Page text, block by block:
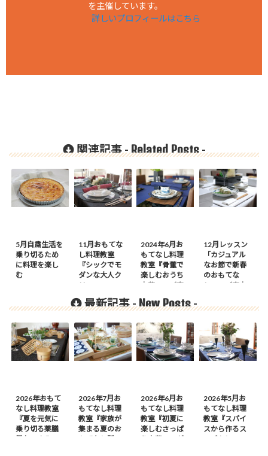
を主催しています。
詳しいプロフィールはこちら
関連記事 -Related Posts-
5月自粛生活を
乗り切るため
に料理を楽し
む
11月おもてな
し料理教室
『シックでモ
ダンな大人ク
リスマス』の
ご案内
2024年6月お
もてなし料理
教室『骨董で
楽しむおうち
中華』のご案
12月レッスン
「カジュアル
なお節で新春
のおもてな
し」のご案内
最新記事 -New Posts-
2026年おもて
なし料理教室
『夏を元気に
乗り切る薬膳
風おつまみ
2026年7月お
もてなし料理
教室『家族が
集まる夏のお
もてなし膳』
2026年6月お
もてなし料理
教室『初夏に
楽しむさっぱ
り中華』のが
2026年5月お
もてなし料理
教室『スパイ
スから作るス
ープカレーの